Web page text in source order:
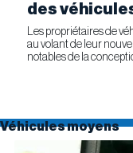
des
Les propriétaires de
au volant de leur
notables de la
Véhicules moyens